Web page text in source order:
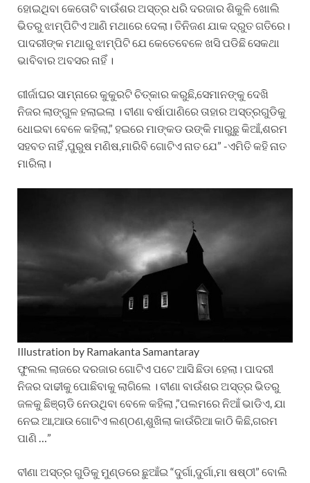
ହୋଇଥିବା କେତୋଟି ବାଉଁଶର ଅସ୍ତ୍ର ଧରି ଦରଜାର ଶିକୁଳି ଖୋଲି
ଭିତରୁ ଝାମ୍ପିଟିଏ ଆଣି ମଥାରେ ଦେଲା। ତିନିଜଣ ଯାକ ଦ୍ରୁତ ଗତିରେ।
ପାଦରୀଙ୍କ ମଥାରୁ ଝାମ୍ପିଟି ଯେ କେତେବେଳେ ଖସି ପଡିଛି ସେକଥା
ଭାବିବାର ଅବସର ନାହିଁ ।
ଗୀର୍ଜାଘର ସାମ୍ନାରେ କୁକୁରଟି ଚିତ୍କାର କରୁଛି,ସେମାନଙ୍କୁ ଦେଖି
ନିଜର ଲାଙ୍ଗୁଳ ହଲାଇଲା । ବୀଣା ବର୍ଷାପାଣିରେ ତାହାର ଅସ୍ତ୍ରଗୁଡିକୁ
ଧୋଇବା ବେଳେ କହିଲା,” ହଇରେ ମାଙ୍କଡ ଉଙ୍କି ମାରୁଛୁ କିଆଁ,ଶରମ
ସହବତ ନାହିଁ ,ପୁରୁଷ ମଣିଷ,ମାରିବି ଗୋଟିଏ ନାତ ଯେ” -ଏମିତି କହି ନାତ
ମାରିଲା।
Illustration by Ramakanta Samantaray
ଫୁଲଲ ଲାଜରେ ଦରଜାର ଗୋଟିଏ ପଟେ ଆସି ଛିଡା ହେଲା। ପାଦରୀ
ନିଜର ଦାଢୀକୁ ପୋଛିବାକୁ ଲାଗିଲେ । ବୀଣା ବାଉଁଶର ଅସ୍ତ୍ର ଭିତରୁ
ଜଳକୁ ଛିଞ୍ଚାଡି ନେଉଥିବା ବେଳେ କହିଲା ,”ପଲମରେ ନିଆଁ ଭାଡିଏ, ଯା
ନେଇ ଆ,ଆଉ ଗୋଟିଏ ଲଣ୍ଠଣ,ଶୁଖିଲା କାଉଁରିଆ କାଠି କିଛି,ଗରମ
ପାଣି …”
ବୀଣା ଅସ୍ତ୍ର ଗୁଡିକୁ ମୁଣ୍ଡରେ ଛୁଆଁଇ “ଦୁର୍ଗା,ଦୁର୍ଗା,ମା ଷଷ୍ଠୀ” ବୋଲି